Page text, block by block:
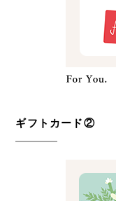
ギフトカード②